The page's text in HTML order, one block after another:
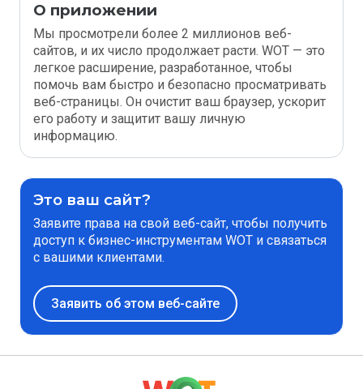
О приложении
Мы просмотрели более 2 миллионов веб-
сайтов, и их число продолжает расти. WOT — это
легкое расширение, разработанное, чтобы
помочь вам быстро и безопасно просматривать
веб-страницы. Он очистит ваш браузер, ускорит
его работу и защитит вашу личную
информацию.
Это ваш сайт?
Заявите права на свой веб-сайт, чтобы получить
доступ к бизнес-инструментам WOT и связаться
с вашими клиентами.
Заявить об этом веб-сайте